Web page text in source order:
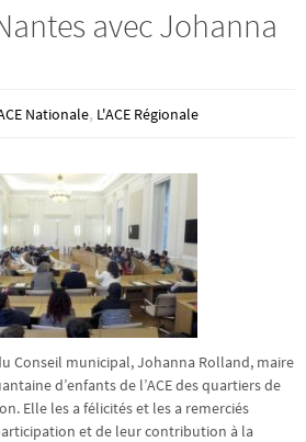
avec Johanna
Nationale, L'ACE Régionale
Conseil municipal, Johanna Rolland, maire
d’enfants de l’ACE des quartiers de
Elle les a félicités et les a remerciés
et de leur contribution à la